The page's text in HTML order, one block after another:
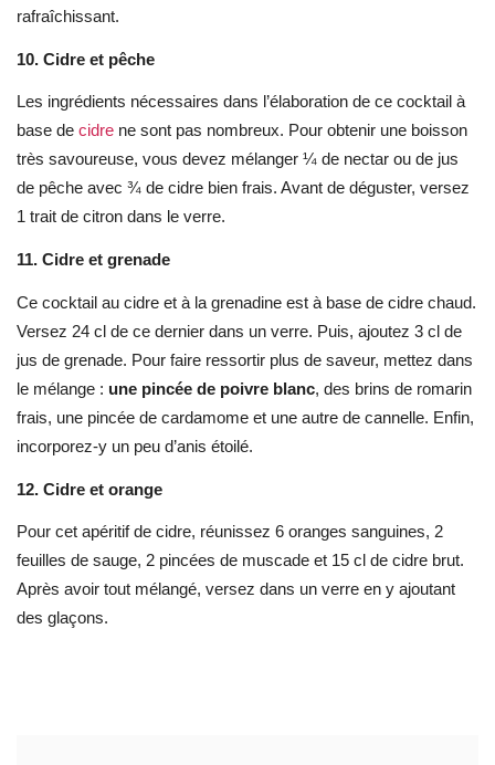
rafraîchissant.
10. Cidre et pêche
Les ingrédients nécessaires dans l’élaboration de ce cocktail à
base de cidre ne sont pas nombreux. Pour obtenir une boisson
très savoureuse, vous devez mélanger ¼ de nectar ou de jus
de pêche avec ¾ de cidre bien frais. Avant de déguster, versez
1 trait de citron dans le verre.
11. Cidre et grenade
Ce cocktail au cidre et à la grenadine est à base de cidre chaud.
Versez 24 cl de ce dernier dans un verre. Puis, ajoutez 3 cl de
jus de grenade. Pour faire ressortir plus de saveur, mettez dans
le mélange : une pincée de poivre blanc, des brins de romarin
frais, une pincée de cardamome et une autre de cannelle. Enfin,
incorporez-y un peu d’anis étoilé.
12. Cidre et orange
Pour cet apéritif de cidre, réunissez 6 oranges sanguines, 2
feuilles de sauge, 2 pincées de muscade et 15 cl de cidre brut.
Après avoir tout mélangé, versez dans un verre en y ajoutant
des glaçons.